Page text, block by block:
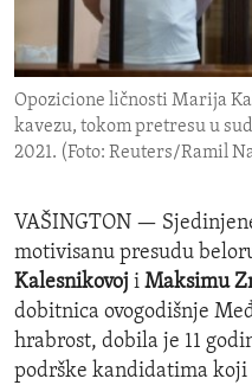
ENVIRONMENT AND
IDEALS AND
Opozicione ličnosti Marija
kavezu, tokom pretresu u
2021. (Foto: Reuters/Ramil
VAŠINGTON —
motivisanu presudu
Kalesnikovoj i Maksimu
dobitnica ovogodišnje
hrabrost, dobila je 11
podrške kandidatima koji